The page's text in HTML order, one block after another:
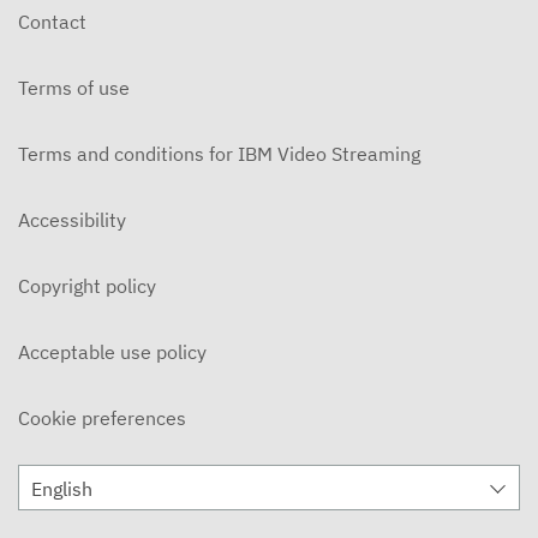
Contact
Terms of use
Terms and conditions for IBM Video Streaming
Accessibility
Copyright policy
Acceptable use policy
Cookie preferences
English